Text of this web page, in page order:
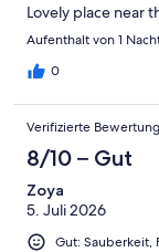
Lovely place near
Aufenthalt von 1
0
Verifizierte Bewertung
8/10 – Gut
Zoya
5. Juli 2026
Gut: Sauberkeit,